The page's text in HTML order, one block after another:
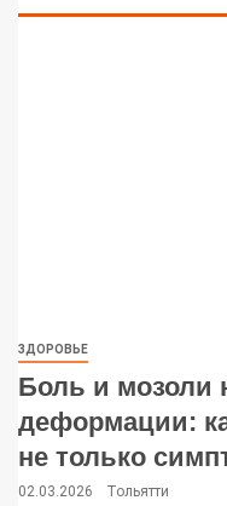
ЗДОРОВЬЕ
Боль и мозоли
деформации:
не только
02.03.2026 Тольятти